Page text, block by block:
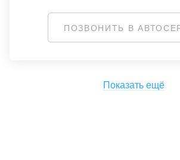
ПОЗВОНИТЬ В
Показать ещё